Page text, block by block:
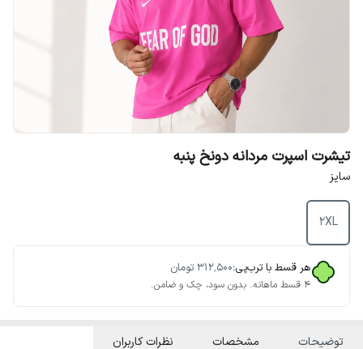
تیشرت اسپرت مردانه دونخ پنبه
سایز
2XL
هر قسط با ترب‌پی:۳۱۲٬۵۰۰ تومان
۴ قسط ماهانه. بدون سود، چک و ضامن.
توضیحات مشخصات نظرات کاربران